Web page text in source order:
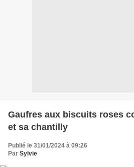
Gaufres aux biscuits roses
et sa chantilly
Publié le 31/01/2024 à 09:26
Par Sylvie